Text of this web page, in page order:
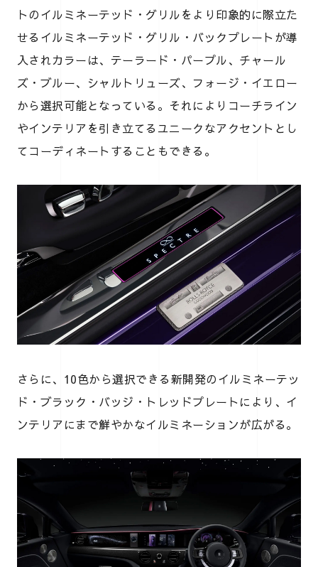
トのイルミネーテッド・グリルをより印象的に際立た
せるイルミネーテッド・グリル・バックプレートが導
入されカラーは、テーラード・パープル、チャール
ズ・ブルー、シャルトリューズ、フォージ・イエロー
から選択可能となっている。それによりコーチライン
やインテリアを引き立てるユニークなアクセントとし
てコーディネートすることもできる。
さらに、10色から選択できる新開発のイルミネーテッ
ド・ブラック・バッジ・トレッドプレートにより、イ
ンテリアにまで鮮やかなイルミネーションが広がる。